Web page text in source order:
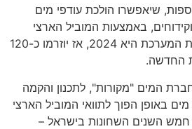
, שיאפשרו הולכת עודפי מים
, באמצעות המוביל הארצי
המערכת היא אז יוזרמו כ-120
החדשה.
המים "מקורות", לתכנון והקמה
באופן הפוך לתוואי המוביל הארצי
השנים השחונות בישראל –